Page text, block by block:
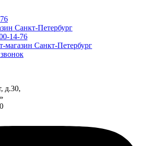
Санкт-Петербург
14-76
магазин Санкт-Петербург
д.30,